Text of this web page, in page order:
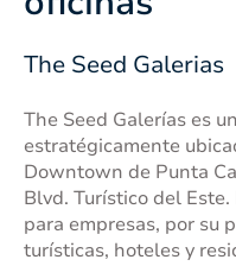
The Seed Galerias
The Seed Galerías es
estratégicamente
Downtown de Punta
Blvd. Turístico del
para empresas, por su
turísticas, hoteles y